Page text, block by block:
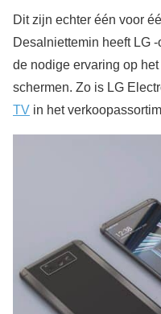
Dit zijn echter één voor
Desalniettemin heeft LG
de nodige ervaring op
schermen. Zo is LG
TV in het